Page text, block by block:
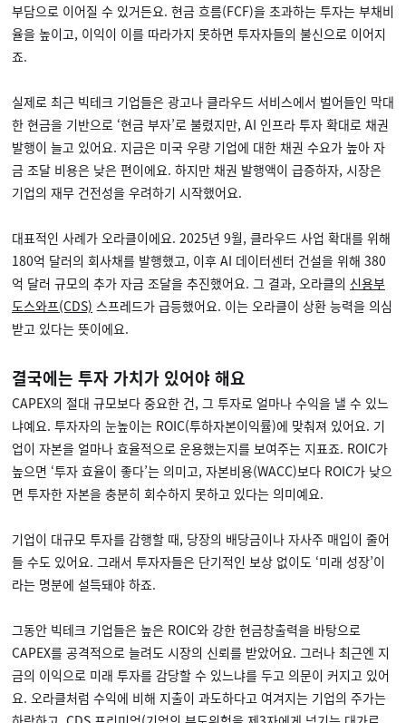
부담으로 이어질 수 있거든요. 현금 흐름(FCF)을 초과하는 투자는 부채비
율을 높이고, 이익이 이를 따라가지 못하면 투자자들의 불신으로 이어지
죠.
실제로 최근 빅테크 기업들은 광고나 클라우드 서비스에서 벌어들인 막대
한 현금을 기반으로 ‘현금 부자’로 불렸지만, AI 인프라 투자 확대로 채권
발행이 늘고 있어요. 지금은 미국 우량 기업에 대한 채권 수요가 높아 자
금 조달 비용은 낮은 편이에요. 하지만 채권 발행액이 급증하자, 시장은
기업의 재무 건전성을 우려하기 시작했어요.
대표적인 사례가 오라클이에요. 2025년 9월, 클라우드 사업 확대를 위해
180억 달러의 회사채를 발행했고, 이후 AI 데이터센터 건설을 위해 380
억 달러 규모의 추가 자금 조달을 추진했어요. 그 결과, 오라클의 신용부
도스와프(CDS) 스프레드가 급등했어요. 이는 오라클이 상환 능력을 의심
받고 있다는 뜻이에요.
결국에는 투자 가치가 있어야 해요
CAPEX의 절대 규모보다 중요한 건, 그 투자로 얼마나 수익을 낼 수 있느
냐예요. 투자자의 눈높이는 ROIC(투하자본이익률)에 맞춰져 있어요. 기
업이 자본을 얼마나 효율적으로 운용했는지를 보여주는 지표죠. ROIC가
높으면 ‘투자 효율이 좋다’는 의미고, 자본비용(WACC)보다 ROIC가 낮으
면 투자한 자본을 충분히 회수하지 못하고 있다는 의미예요.
기업이 대규모 투자를 감행할 때, 당장의 배당금이나 자사주 매입이 줄어
들 수도 있어요. 그래서 투자자들은 단기적인 보상 없이도 ‘미래 성장’이
라는 명분에 설득돼야 하죠.
그동안 빅테크 기업들은 높은 ROIC와 강한 현금창출력을 바탕으로
CAPEX를 공격적으로 늘려도 시장의 신뢰를 받았어요. 그러나 최근엔 지
금의 이익으로 미래 투자를 감당할 수 있느냐를 두고 의문이 커지고 있어
요. 오라클처럼 수익에 비해 지출이 과도하다고 여겨지는 기업의 주가는